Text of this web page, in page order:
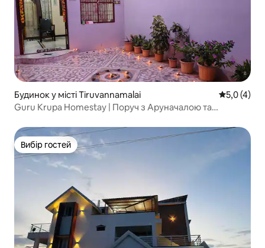
Будинок у місті Tiruvannamalai Середня
5,0 (4)
Guru Krupa Homestay | Поруч з Аруначалою та
Вибір гостей
Вибір гостей